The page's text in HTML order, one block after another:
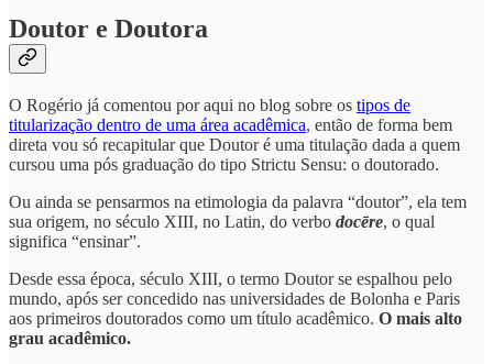
Doutor e Doutora
O Rogério já comentou por aqui no blog sobre os tipos de
titularização dentro de uma área acadêmica, então de forma bem
direta vou só recapitular que Doutor é uma titulação dada a quem
cursou uma pós graduação do tipo Strictu Sensu: o doutorado.
Ou ainda se pensarmos na etimologia da palavra “doutor”, ela tem
sua origem, no século XIII, no Latin, do verbo docēre, o qual
significa “ensinar”.
Desde essa época, século XIII, o termo Doutor se espalhou pelo
mundo, após ser concedido nas universidades de Bolonha e Paris
aos primeiros doutorados como um título acadêmico. O mais alto
grau acadêmico.